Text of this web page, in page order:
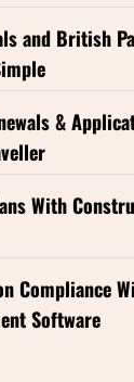
and British
&
With
Compliance
Software